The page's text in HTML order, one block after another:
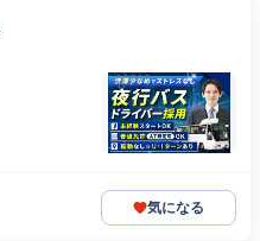
気になる